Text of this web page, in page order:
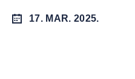
17. MAR. 2025.